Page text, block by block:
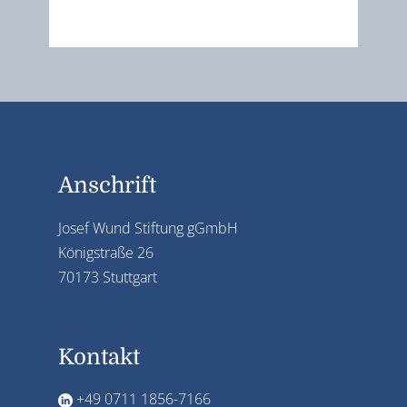
Anschrift
Josef Wund Stiftung gGmbH
Königstraße 26
70173 Stuttgart
Kontakt
+49 0711 1856-7166